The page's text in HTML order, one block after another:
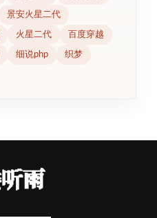
景安火星二代
火星二代 百度穿越
细说php 织梦